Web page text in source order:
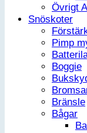
Övrigt
Snöskoter
Pimp
Boggie
Bränsle
Bågar